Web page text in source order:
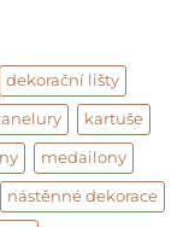
dekorační lišty
kartuše
medailony
nástěnné dekorace